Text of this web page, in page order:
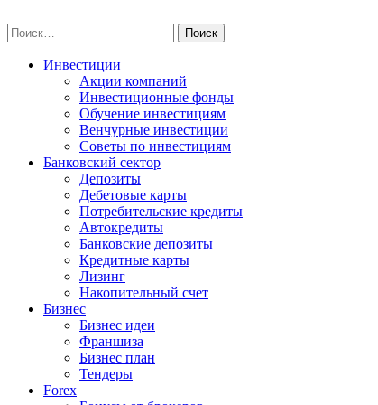
to
content
Найти:
Инвестиции
Акции компаний
Инвестиционные фонды
Обучение инвестициям
Венчурные инвестиции
Советы по инвестициям
Банковский сектор
Депозиты
Дебетовые карты
Потребительские кредиты
Автокредиты
Банковские депозиты
Кредитные карты
Лизинг
Накопительный счет
Бизнес
Бизнес идеи
Франшиза
Бизнес план
Тендеры
Forex